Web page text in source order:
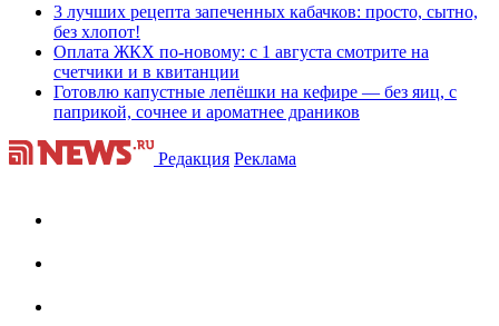
3 лучших рецепта запеченных кабачков: просто, сытно,
без хлопот!
Оплата ЖКХ по-новому: с 1 августа смотрите на
счетчики и в квитанции
Готовлю капустные лепёшки на кефире — без яиц, с
паприкой, сочнее и ароматнее драников
Редакция Реклама